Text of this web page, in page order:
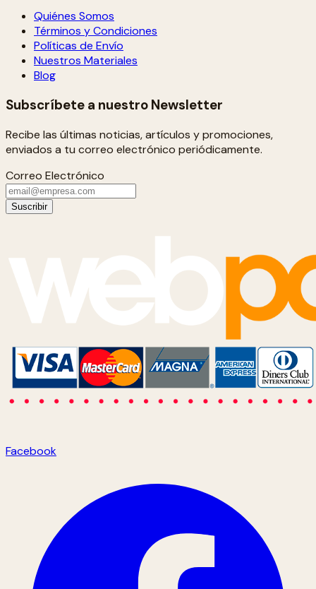
Quiénes Somos
Términos y Condiciones
Políticas de Envío
Nuestros Materiales
Blog
Subscríbete a nuestro Newsletter
Recibe las últimas noticias, artículos y promociones,
enviados a tu correo electrónico periódicamente.
Correo Electrónico
Suscribir
Facebook